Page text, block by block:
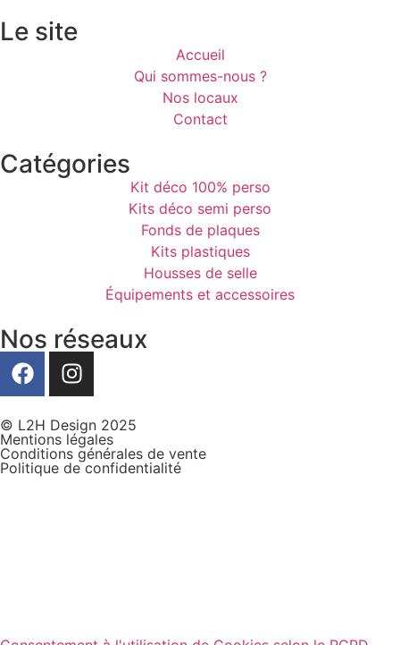
Le site
Accueil
Qui sommes-nous ?
Nos locaux
Contact
Catégories
Kit déco 100% perso
Kits déco semi perso
Fonds de plaques
Kits plastiques
Housses de selle
Équipements et accessoires
Nos réseaux
© L2H Design 2025
Mentions légales
Conditions générales de vente
Politique de confidentialité